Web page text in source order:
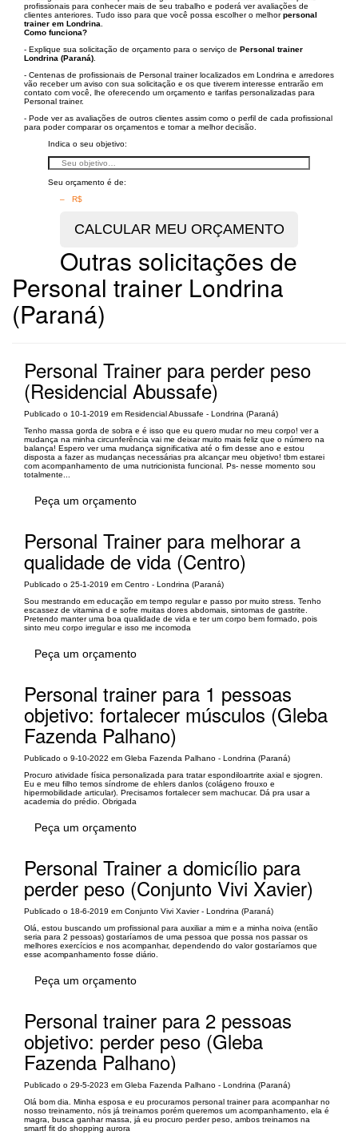
profissionais para conhecer mais de seu trabalho e poderá ver avaliações de
clientes anteriores. Tudo isso para que você possa escolher o melhorpersonal
trainer em Londrina
Como funciona?
- Explique sua solicitação de orçamento para o serviço de Personal trainer
Londrina (Paraná)
- Centenas de profissionais de Personal trainer localizados em Londrina e arredores
vão receber um aviso con sua solicitação e os que tiverem interesse entrarão em
contato com você, lhe oferecendo um orçamento e tarifas personalizadas para
Personal trainer.
- Pode ver as avaliações de outros clientes assim como o perfil de cada profissional
para poder comparar os orçamentos e tomar a melhor decisão.
Indica o seu objetivo:
Seu orçamento é de:
– R$
Outras solicitações de
Personal trainer Londrina
(Paraná)
Personal Trainer para perder peso
(Residencial Abussafe)
Publicado o 10-1-2019 em Residencial Abussafe - Londrina (Paraná)
Tenho massa gorda de sobra e é isso que eu quero mudar no meu corpo! ver a
mudança na minha circunferência vai me deixar muito mais feliz que o número na
balança! Espero ver uma mudança significativa até o fim desse ano e estou
disposta a fazer as mudanças necessárias pra alcançar meu objetivo! tbm estarei
com acompanhamento de uma nutricionista funcional. Ps- nesse momento sou
totalmente...
Peça um orçamento
Personal Trainer para melhorar a
qualidade de vida (Centro)
Publicado o 25-1-2019 em Centro - Londrina (Paraná)
Sou mestrando em educação em tempo regular e passo por muito stress. Tenho
escassez de vitamina d e sofre muitas dores abdomais, sintomas de gastrite.
Pretendo manter uma boa qualidade de vida e ter um corpo bem formado, pois
sinto meu corpo irregular e isso me incomoda
Peça um orçamento
Personal trainer para 1 pessoas
objetivo: fortalecer músculos (Gleba
Fazenda Palhano)
Publicado o 9-10-2022 em Gleba Fazenda Palhano - Londrina (Paraná)
Procuro atividade física personalizada para tratar espondiloartrite axial e sjogren.
Eu e meu filho temos síndrome de ehlers danlos (colágeno frouxo e
hipermobilidade articular). Precisamos fortalecer sem machucar. Dá pra usar a
academia do prédio. Obrigada
Peça um orçamento
Personal Trainer a domicílio para
perder peso (Conjunto Vivi Xavier)
Publicado o 18-6-2019 em Conjunto Vivi Xavier - Londrina (Paraná)
Olá, estou buscando um profissional para auxiliar a mim e a minha noiva (então
seria para 2 pessoas) gostaríamos de uma pessoa que possa nos passar os
melhores exercícios e nos acompanhar, dependendo do valor gostaríamos que
esse acompanhamento fosse diário.
Peça um orçamento
Personal trainer para 2 pessoas
objetivo: perder peso (Gleba
Fazenda Palhano)
Publicado o 29-5-2023 em Gleba Fazenda Palhano - Londrina (Paraná)
Olá bom dia. Minha esposa e eu procuramos personal trainer para acompanhar no
nosso treinamento, nós já treinamos porém queremos um acompanhamento, ela é
magra, busca ganhar massa, já eu procuro perder peso, ambos treinamos na
smartf fit do shopping aurora